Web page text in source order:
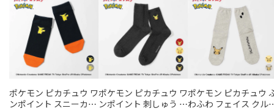
ポケモン ピカチュウ ワ
ンポイント スニーカー
ポケモン ピカチュウ ワ
ンポイント 刺しゅう リ
ポケモン ピカチュウ
わふわ フェイス クル